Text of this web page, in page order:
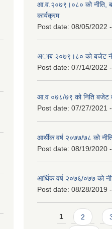
आ.व.२०७९।०८० को नीति,
कार्यक्रम
Post date: 08/05/2022
अाब २०७९।८० काे बजेट
Post date: 07/14/2022
आ.व ०७८/७९ को निति बजेट
Post date: 07/27/2021
आर्थीक वर्ष २०७७/७८ को
Post date: 08/19/2020
आर्थिक वर्ष २०७६/०७७ को
Post date: 08/28/2019
Pages
1 2